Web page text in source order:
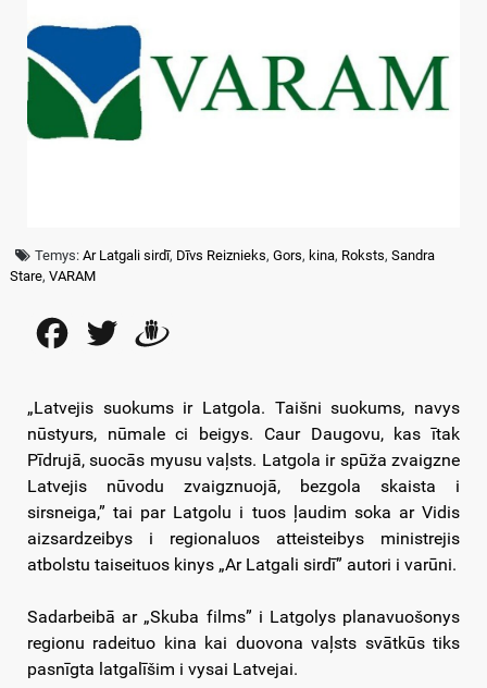
Temys:Ar Latgali sirdī, Dīvs Reiznieks,Gors, kina, Roksts,Sandra
Stare, VARAM
FacebookTwitter
„Latvejis suokums ir Latgola. Taišni suokums, navys
nūstyurs, nūmale ci beigys. Caur Daugovu, kas ītak
Pīdrujā, suocās myusu vaļsts. Latgola ir spūža zvaigzne
Latvejis nūvodu zvaigznuojā, bezgola skaista i
sirsneiga,” tai par Latgolu i tuos ļaudim soka ar Vidis
aizsardzeibys i regionaluos atteisteibys ministrejis
atbolstu taiseituos kinys „Ar Latgali sirdī” autori i varūni.
Sadarbeibā ar „Skuba films” i Latgolys planavuošonys
regionu radeituo kina kai duovona vaļsts svātkūs tiks
pasnīgta latgalīšim i vysai Latvejai.